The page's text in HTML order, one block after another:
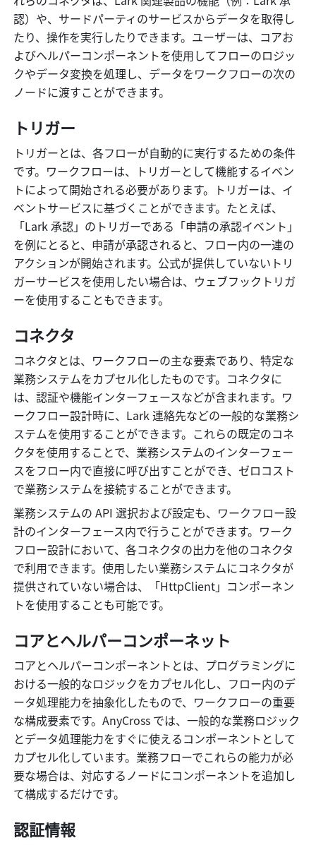
認）や、サードパーティのサービスからデータを取得し
たり、操作を実行したりできます。ユーザーは、コアお
よびヘルパーコンポーネントを使用してフローのロジッ
クやデータ変換を処理し、データをワークフローの次の
ノードに渡すことができます。
トリガー
トリガーとは、各フローが自動的に実行するための条件
です。ワークフローは、トリガーとして機能するイベン
トによって開始される必要があります。トリガーは、イ
ベントサービスに基づくことができます。たとえば、
「Lark 承認」のトリガーである「申請の承認イベント」
を例にとると、申請が承認されると、フロー内の一連の
アクションが開始されます。公式が提供していないトリ
ガーサービスを使用したい場合は、ウェブフックトリガ
ーを使用することもできます。
コネクタ
コネクタとは、ワークフローの主な要素であり、特定な
業務システムをカプセル化したものです。コネクタに
は、認証や機能インターフェースなどが含まれます。ワ
ークフロー設計時に、Lark 連絡先などの一般的な業務シ
ステムを使用することができます。これらの既定のコネ
クタを使用することで、業務システムのインターフェー
スをフロー内で直接に呼び出すことができ、ゼロコスト
で業務システムを接続することができます。
業務システムの API 選択および設定も、ワークフロー設
計のインターフェース内で行うことができます。ワーク
フロー設計において、各コネクタの出力を他のコネクタ
で利用できます。使用したい業務システムにコネクタが
提供されていない場合は、「HttpClient」コンポーネン
トを使用することも可能です。
コアとヘルパーコンポーネット
コアとヘルパーコンポーネントとは、プログラミングに
おける一般的なロジックをカプセル化し、フロー内のデ
ータ処理能力を抽象化したもので、ワークフローの重要
な構成要素です。AnyCross では、一般的な業務ロジック
とデータ処理能力をすぐに使えるコンポーネントとして
カプセル化しています。業務フローでこれらの能力が必
要な場合は、対応するノードにコンポーネントを追加し
て構成するだけです。
認証情報